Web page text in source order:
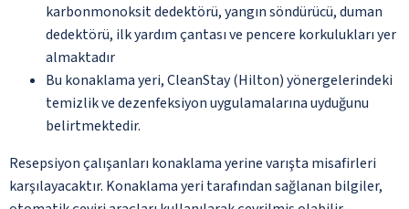
karbonmonoksit dedektörü, yangın söndürücü, duman
dedektörü, ilk yardım çantası ve pencere korkulukları yer
almaktadır
Bu konaklama yeri, CleanStay (Hilton) yönergelerindeki
temizlik ve dezenfeksiyon uygulamalarına uyduğunu
belirtmektedir.
Resepsiyon çalışanları konaklama yerine varışta misafirleri
karşılayacaktır. Konaklama yeri tarafından sağlanan bilgiler,